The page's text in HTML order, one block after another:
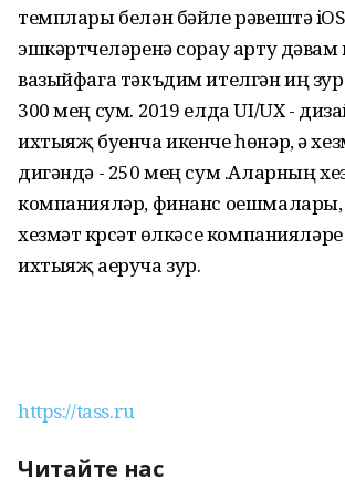
темплары белән бәйле рәвештә
эшкәртүчеләренә сорау арту дәвам
вазыйфага тәкъдим ителгән иң
300 мең сум. 2019 елда UI/UX -
ихтыяҗ буенча икенче һөнәр, ә
дигәндә - 250 мең сум .Аларның
компанияләр, финанс оешмалары,
хезмәт күрсәтү өлкәсе
ихтыяҗ аеруча зур.
https://tass.ru
Читайте нас